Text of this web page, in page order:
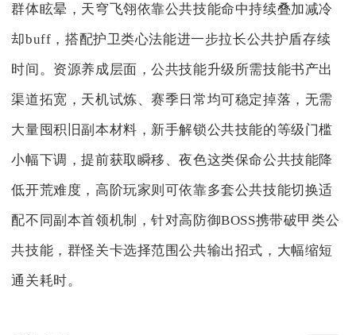
群体眩晕，天穹飞翎依靠公共技能命中持续叠加减冷
却buff，搭配护卫类心法能进一步拉长公共护盾存续
时间。资源养成层面，公共技能升级所需技能书产出
渠道拓宽，天机试炼、赛季日常均可稳定掉落，无需
大量囤积旧副本材料，新手解锁公共技能的等级门槛
小幅下调，提前获取瞬移、夜色这类保命公共技能降
低开荒难度，高阶玩家则可依靠多套公共技能切换适
配不同副本首领机制，针对高防御BOSS携带破甲类公
共技能，群怪关卡选择范围公共输出招式，大幅缩短
通关耗时。